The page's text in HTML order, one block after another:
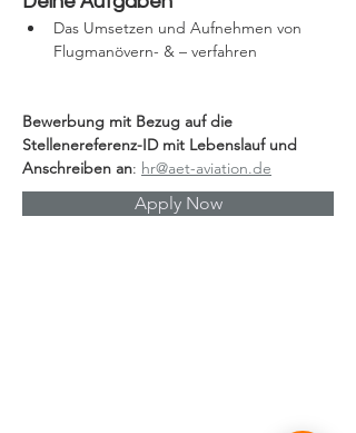
Das Umsetzen und Aufnehmen von
Flugmanövern- & – verfahren
Bewerbung mit Bezug auf die
Stellenereferenz-ID mit Lebenslauf und
Anschreiben an: hr@aet-aviation.de
Apply Now